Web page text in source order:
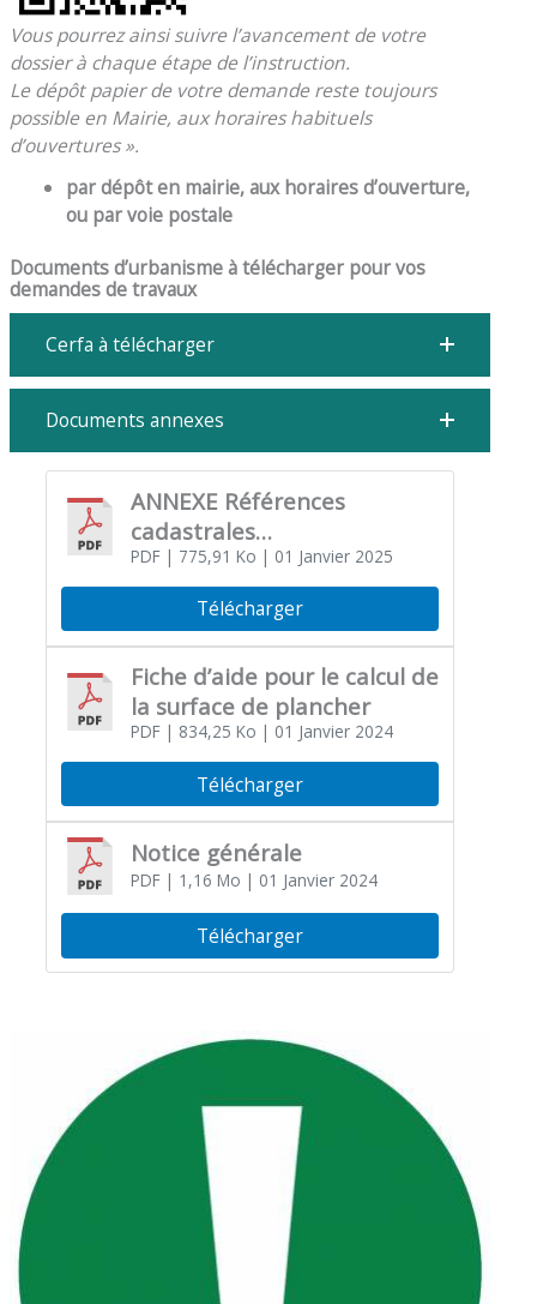
Vous pourrez ainsi suivre l’avancement de votre
dossier à chaque étape de l’instruction.
Le dépôt papier de votre demande reste toujours
possible en Mairie, aux horaires habituels
d’ouvertures ».
par dépôt en mairie, aux horaires d’ouverture,
ou par voie postale
Documents d’urbanisme à télécharger pour vos
demandes de travaux
Cerfa à télécharger
Documents annexes
ANNEXE Références
cadastrales
complémentaires
PDF| 775,91 Ko | 01 Janvier 2025
Télécharger
Fiche d’aide pour le calcul de
la surface de plancher
PDF| 834,25 Ko | 01 Janvier 2024
Télécharger
Notice générale
PDF| 1,16 Mo | 01 Janvier 2024
Télécharger